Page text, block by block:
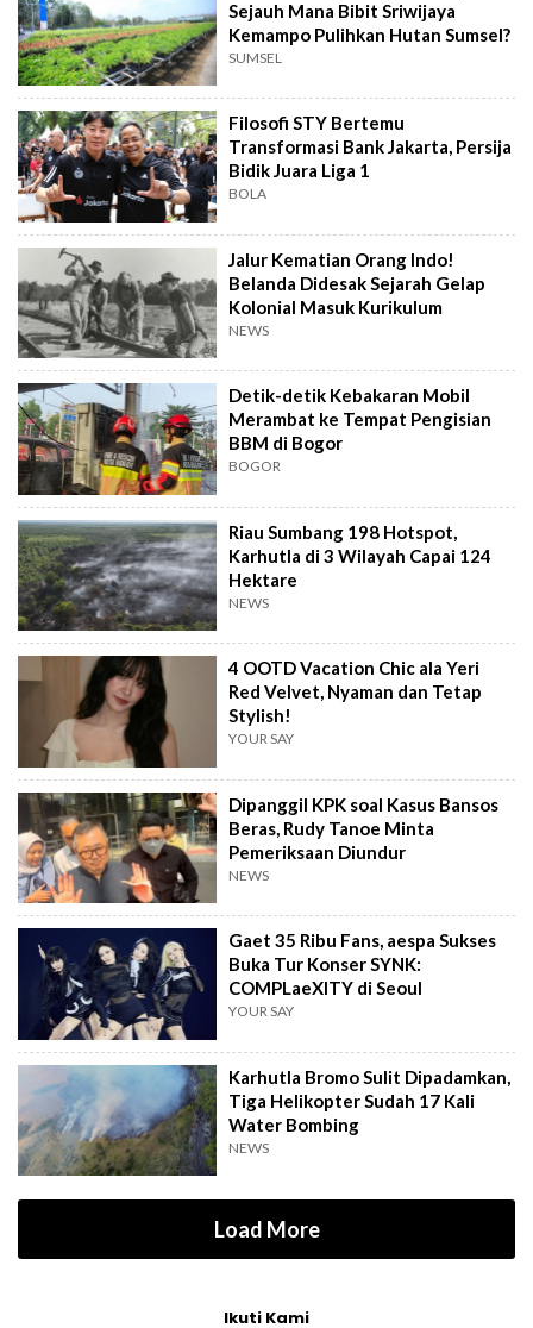
Sejauh Mana Bibit Sriwijaya
Kemampo Pulihkan Hutan Sumsel?
SUMSEL
Filosofi STY Bertemu
Transformasi Bank Jakarta, Persija
Bidik Juara Liga 1
BOLA
Jalur Kematian Orang Indo!
Belanda Didesak Sejarah Gelap
Kolonial Masuk Kurikulum
NEWS
Detik-detik Kebakaran Mobil
Merambat ke Tempat Pengisian
BBM di Bogor
BOGOR
Riau Sumbang 198 Hotspot,
Karhutla di 3 Wilayah Capai 124
Hektare
NEWS
4 OOTD Vacation Chic ala Yeri
Red Velvet, Nyaman dan Tetap
Stylish!
YOUR SAY
Dipanggil KPK soal Kasus Bansos
Beras, Rudy Tanoe Minta
Pemeriksaan Diundur
NEWS
Gaet 35 Ribu Fans, aespa Sukses
Buka Tur Konser SYNK:
COMPLaeXITY di Seoul
YOUR SAY
Karhutla Bromo Sulit Dipadamkan,
Tiga Helikopter Sudah 17 Kali
Water Bombing
NEWS
Load More
Ikuti Kami